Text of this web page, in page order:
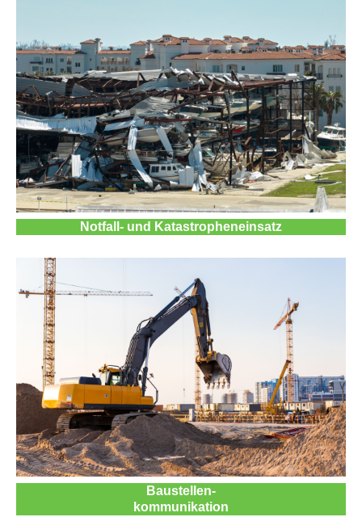
Notfall- und Katastropheneinsatz
Baustellen-
kommunikation